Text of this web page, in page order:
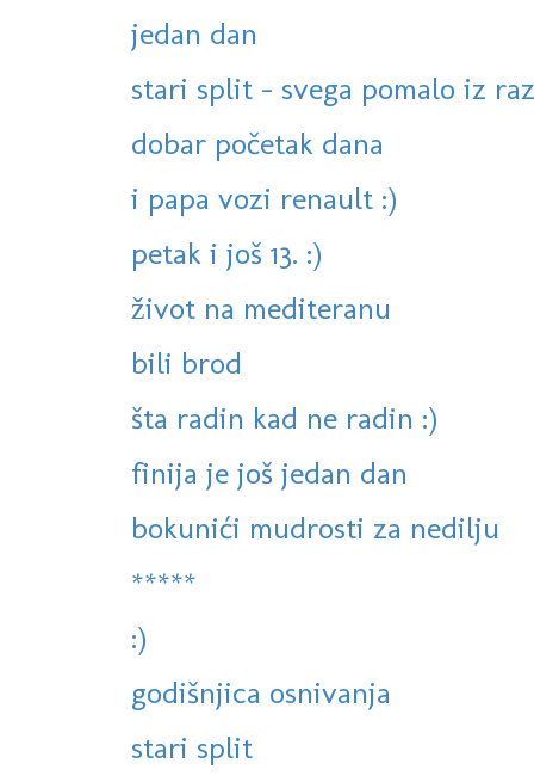
jedan dan
stari split - svega pomalo iz
dobar početak dana
i papa vozi renault :)
petak i još 13. :)
život na mediteranu
bili brod
šta radin kad ne radin :)
finija je još jedan dan
bokunići mudrosti za nedilju
*****
:)
godišnjica osnivanja
stari split